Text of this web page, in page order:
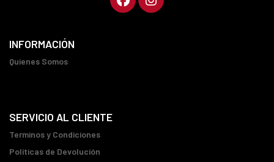
INFORMACIÓN
Quienes Somos
SERVICIO AL CLIENTE
Terminos y Condiciones
Políticas de Devolución